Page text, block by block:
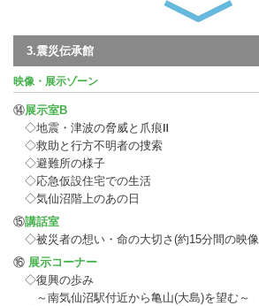
3.震災伝承館
映像・展示ゾーン
⑭展示室B
◇地震・津波の脅威と爪痕Ⅱ
◇救助と行方不明者の捜索
◇避難所の様子
◇応急仮設住宅での生活
◇気仙沼階上のあの日
⑮講話室
◇被災者の想い・命の大切さ(約15分間の映
⑯ 展示コーナー
◇復興の歩み
～南気仙沼駅付近から亀山(大島)を望む～